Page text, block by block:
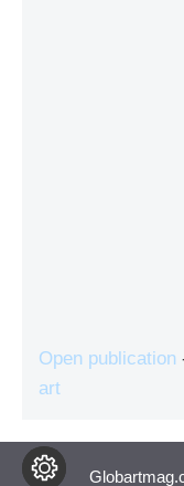
Open publication
art